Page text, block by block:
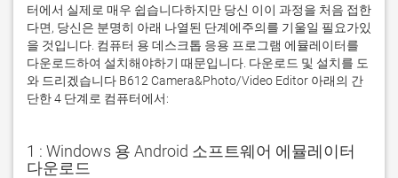
터에서 실제로 매우 쉽습니다하지만 당신 이이 과정을 처음 접한
다면, 당신은 분명히 아래 나열된 단계에주의를 기울일 필요가있
을 것입니다. 컴퓨터 용 데스크톱 응용 프로그램 에뮬레이터를
다운로드하여 설치해야하기 때문입니다. 다운로드 및 설치를 도
와 드리겠습니다 B612 Camera&Photo/Video Editor 아래의 간
단한 4 단계로 컴퓨터에서:
1 : Windows 용 Android 소프트웨어 에뮬레이터
다운로드